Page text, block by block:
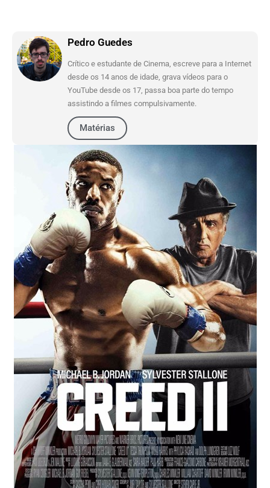
Pedro Guedes
Crítico e estudante de Cinema, escreve para a Internet
desde os 14 anos de idade, grava vídeos para o
YouTube desde os 17, passa boa parte do tempo
assistindo a filmes compulsivamente.
Matérias